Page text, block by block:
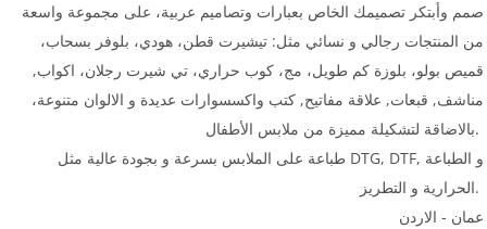
صمم وأبتكر تصميمك الخاص بعبارات وتصاميم عربية، على مجموعة واسعة
من المنتجات رجالي و نسائي مثل: تيشيرت قطن، هودي، بلوفر بسحاب،
قميص بولو، بلوزة كم طويل، مج، كوب حراري، تي شيرت رجلان، اكواب,
مناشف, قبعات, علاقة مفاتيح, كتب واكسسوارات عديدة و الالوان متنوعة،
بالاضاقة لتشكيلة مميزة من ملابس الأطفال.
طباعة على الملابس بسرعة و بجودة عالية مثل DTG, DTF, و الطباعة
الحرارية و التطريز.
عمان - الاردن